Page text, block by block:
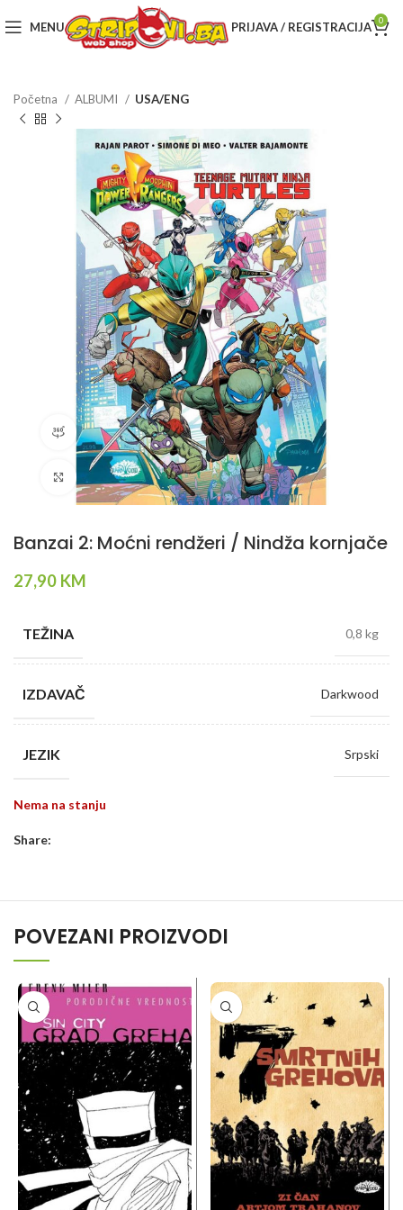
MENU PRIJAVA / REGISTRACIJA 0
Početna ALBUMI USA/ENG
360 product view
Klikni da povečaš
Banzai 2: Moćni rendžeri / Nindža kornjače
27,90 KM
TEŽINA 0,8 kg
IZDAVAČ Darkwood
JEZIK Srpski
Nema na stanju
Share:
POVEZANI PROIZVODI